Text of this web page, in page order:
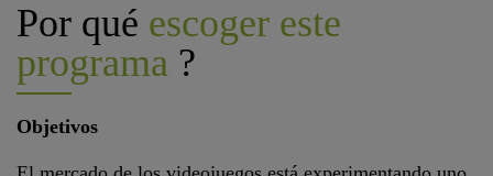
Por qué escoger este
programa ?
Objetivos